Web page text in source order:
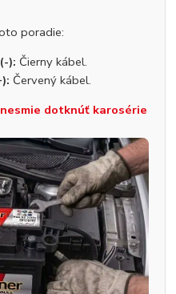
poradie:
): Čierny kábel.
Červený kábel.
dotknúť karosérie